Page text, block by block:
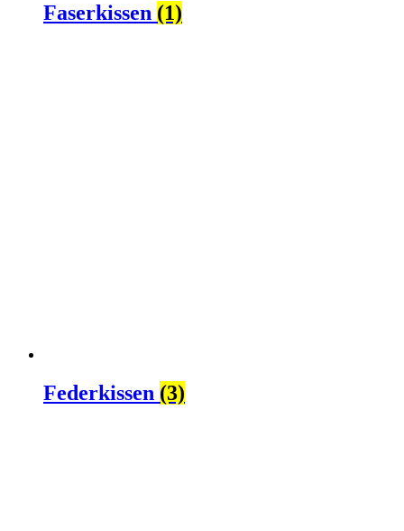
Faserkissen (1)
Federkissen (3)